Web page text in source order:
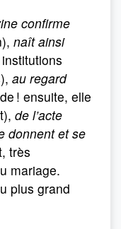
confirme
naît ainsi
au regard
! ensuite, elle
de l’acte
donnent et se
très
mariage.
plus grand